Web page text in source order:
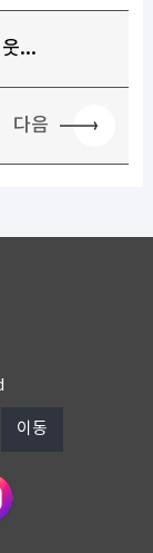
...
다음
이동